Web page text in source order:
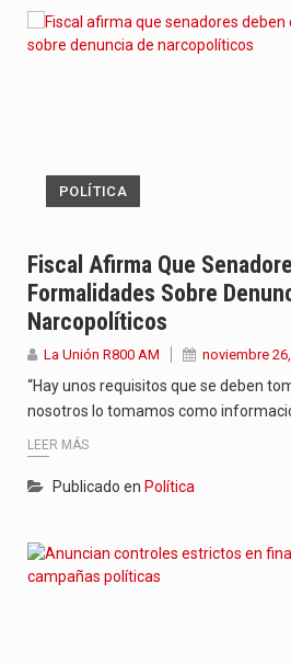
POLÍTICA
Fiscal Afirma Que
Formalidades Sobre
Narcopolíticos
La Unión R800 AM noviembre
“Hay unos requisitos que se deben
nosotros lo tomamos como
LEER MÁS
Publicado en Política